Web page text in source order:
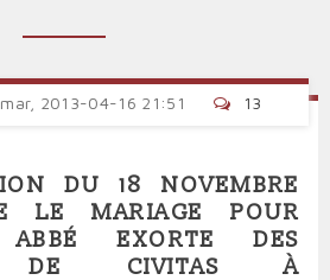
mar, 2013-04-16 21:51 13